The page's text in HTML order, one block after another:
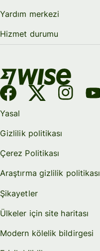
Yardım merkezi
Hizmet durumu
Yasal
Gizlilik politikası
Çerez Politikası
Araştırma gizlilik politikası
Şikayetler
Ülkeler için site haritası
Modern kölelik bildirgesi